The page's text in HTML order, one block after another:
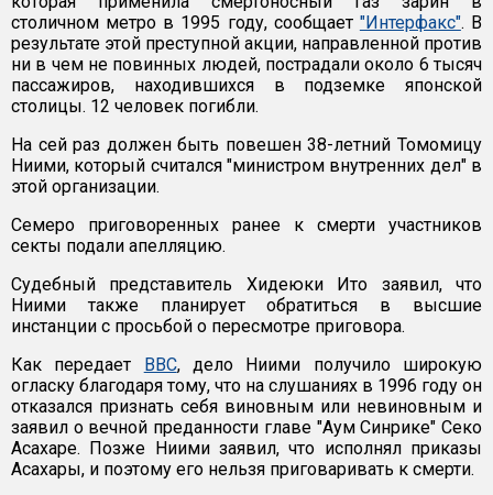
столичном метро в 1995 году, сообщает "Интерфакс". В
результате этой преступной акции, направленной против
ни в чем не повинных людей, пострадали около 6 тысяч
пассажиров, находившихся в подземке японской
столицы. 12 человек погибли.
На сей раз должен быть повешен 38-летний Томомицу
Ниими, который считался "министром внутренних дел" в
этой организации.
Семеро приговоренных ранее к смерти участников
секты подали апелляцию.
Судебный представитель Хидеюки Ито заявил, что
Ниими также планирует обратиться в высшие
инстанции с просьбой о пересмотре приговора.
Как передает ВВС, дело Ниими получило широкую
огласку благодаря тому, что на слушаниях в 1996 году он
отказался признать себя виновным или невиновным и
заявил о вечной преданности главе "Аум Синрике" Секо
Асахаре. Позже Ниими заявил, что исполнял приказы
Асахары, и поэтому его нельзя приговаривать к смерти.